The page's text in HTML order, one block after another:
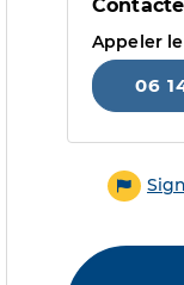
Appeler
06